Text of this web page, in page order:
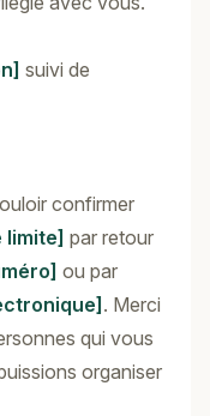
suivi de
confirmer
limite] par retour
ou par
. Merci
qui vous
organiser